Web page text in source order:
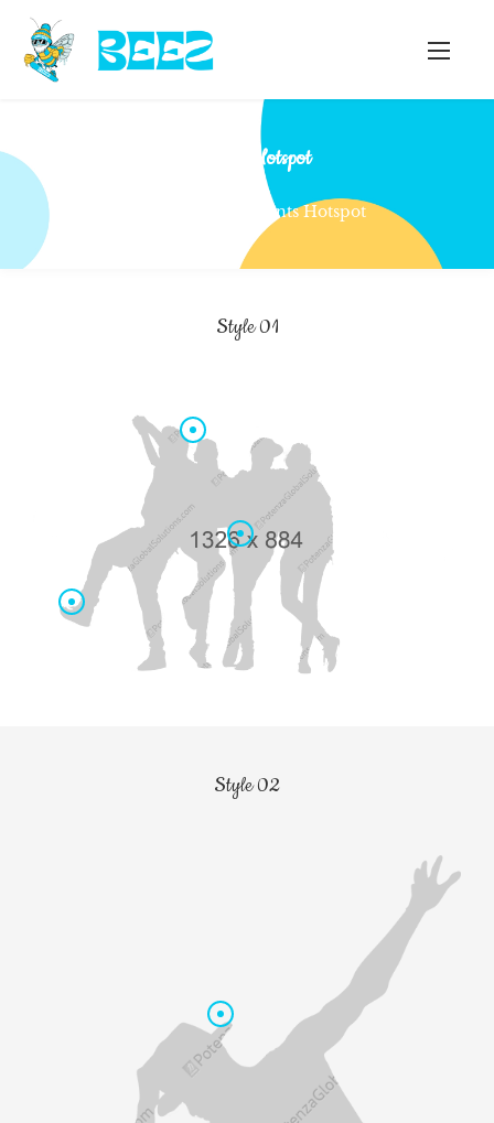
Elements Hotspot
Elements Hotspot
Style 01
Style 02